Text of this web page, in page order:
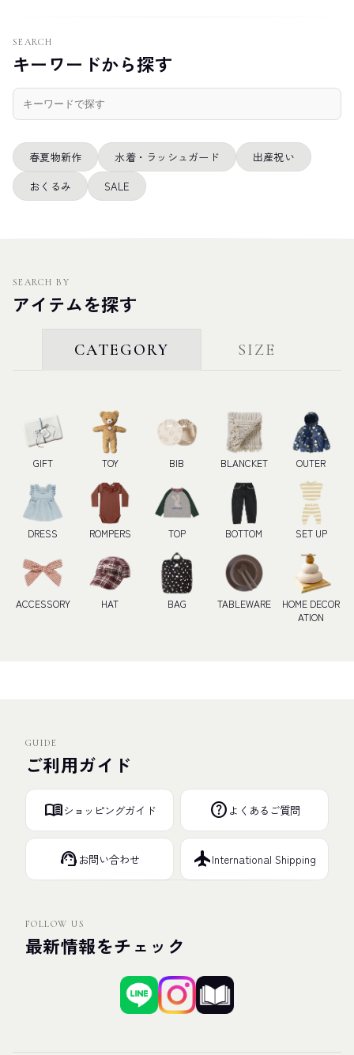
SEARCH
キーワードから探す
春夏物新作 水着・ラッシュガード
出産祝い
おくるみ
SALE
SEARCH BY
アイテムを探す
CATEGORY SIZE
GIFT TOY BIB BLANCKET OUTER
DRESS ROMPERS TOP BOTTOM SET UP
ACCESSORY HAT BAG TABLEWARE
HOME DECOR
ATION
GUIDE
ご利用ガイド
menu_bookショッピングガイド help よくあるご質問
support_agent お問い合わせ flightInternational Shipping
FOLLOW US
最新情報をチェック